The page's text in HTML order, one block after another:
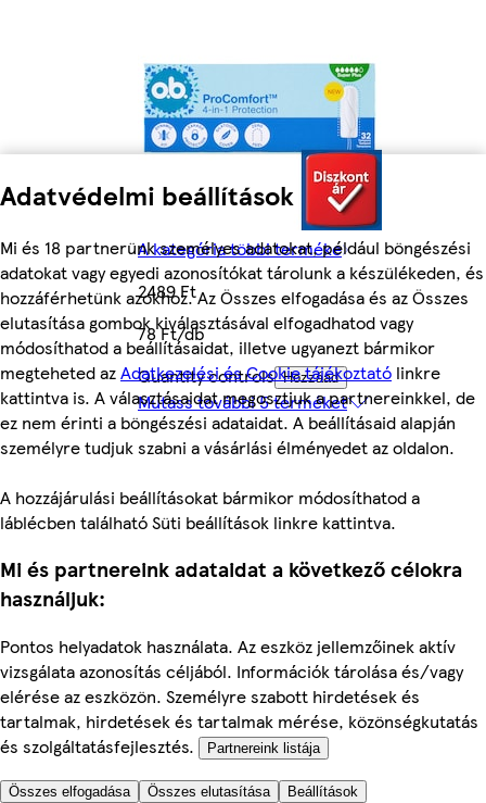
Adatvédelmi beállítások
Mi és 18 partnerünk személyes adatokat, például böngészési
adatokat vagy egyedi azonosítókat tárolunk a készülékeden, és
hozzáférhetünk azokhoz. Az Összes elfogadása és az Összes
elutasítása gombok kiválasztásával elfogadhatod vagy
módosíthatod a beállításaidat, illetve ugyanezt bármikor
megteheted azAdatkezelési és Cookie tájékoztató linkre
kattintva is. A választásaidat megosztjuk a partnereinkkel, de
ez nem érinti a böngészési adataidat. A beállításaid alapján
személyre tudjuk szabni a vásárlási élményedet az oldalon.
A hozzájárulási beállításokat bármikor módosíthatod a
láblécben található Süti beállítások linkre kattintva.
Mi és partnereink adataidat a következő célokra
használjuk:
Pontos helyadatok használata. Az eszköz jellemzőinek aktív
vizsgálata azonosítás céljából. Információk tárolása és/vagy
elérése az eszközön. Személyre szabott hirdetések és
tartalmak, hirdetések és tartalmak mérése, közönségkutatás
és szolgáltatásfejlesztés.
Partnereink listája
Összes elfogadása Összes elutasítása Beállítások
A kategória többi terméke
2489 Ft
78 Ft/db
Quantity controls Hozzáad
Mutass további 5 terméket